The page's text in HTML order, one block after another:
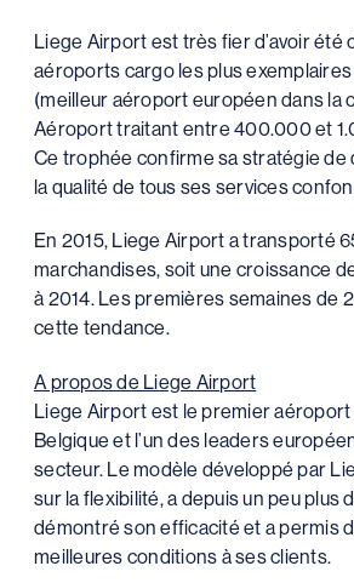
Liege Airport est très fier d’avoir été
aéroports cargo les plus
(meilleur aéroport européen dans la
Aéroport traitant entre 400.000 et
Ce trophée confirme sa stratégie de
la qualité de tous ses services
En 2015, Liege Airport a transporté
marchandises, soit une croissance
à 2014. Les premières semaines de
cette tendance.
A propos de Liege Airport
Liege Airport est le premier
Belgique et l’un des leaders
secteur. Le modèle développé par
sur la flexibilité, a depuis un peu plus
démontré son efficacité et a permis
meilleures conditions à ses clients.